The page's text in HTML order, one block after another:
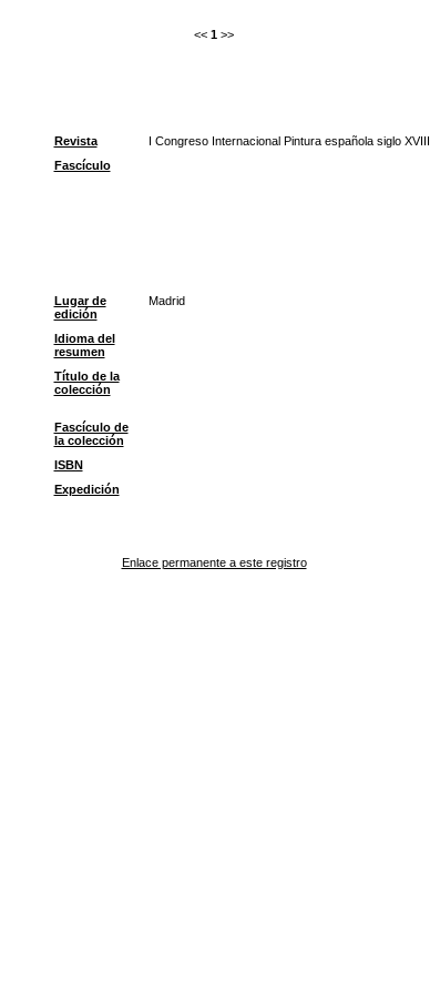
<< 1 >>
Revista I Congreso Internacional Pintura española siglo XVIII
Fascículo
Lugar de
edición
Madrid
Idioma del
resumen
Título de la
colección
Fascículo de
la colección
ISBN
Expedición
Enlace permanente a este registro